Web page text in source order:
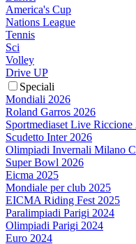
America's Cup
Nations League
Tennis
Sci
Volley
Drive UP
Speciali
Mondiali 2026
Roland Garros 2026
Sportmediaset Live Riccione
Scudetto Inter 2026
Olimpiadi Invernali Milano
Super Bowl 2026
Eicma 2025
Mondiale per club 2025
EICMA Riding Fest 2025
Paralimpiadi Parigi 2024
Olimpiadi Parigi 2024
Euro 2024